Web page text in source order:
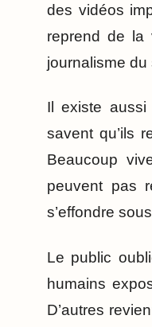
des vidéos
reprend de la
journalisme du
Il existe aussi
savent qu’ils
Beaucoup
peuvent pas
s’effondre
Le public
humains
D’autres